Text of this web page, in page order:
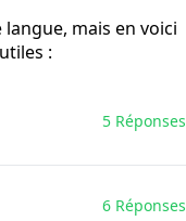
mais en voici
:
5 Réponses
6 Réponses